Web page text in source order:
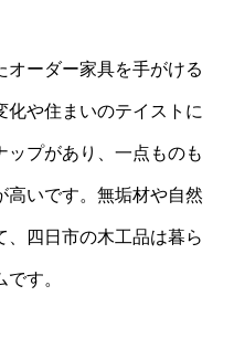
オーダー家具を手がける
化や住まいのテイストに
ップがあり、一点ものも
高いです。無垢材や自然
、四日市の木工品は暮ら
す。